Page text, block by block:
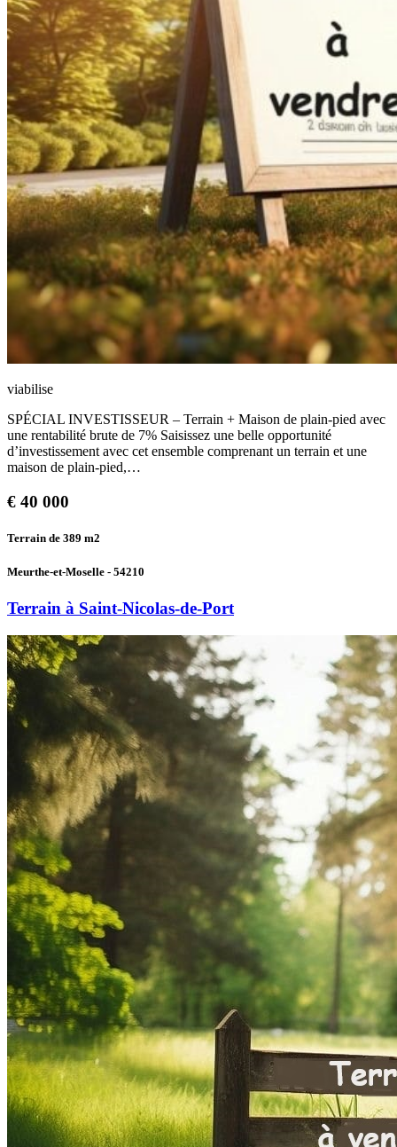
viabilise
SPÉCIAL INVESTISSEUR – Terrain + Maison de plain-pied avec
une rentabilité brute de 7% Saisissez une belle opportunité
d’investissement avec cet ensemble comprenant un terrain et une
maison de plain-pied,…
€ 40 000
Terrain de 389 m2
Meurthe-et-Moselle - 54210
Terrain à Saint-Nicolas-de-Port